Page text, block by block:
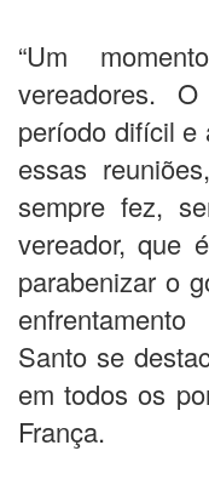
“Um
vereadores.
período difícil e
essas
sempre fez,
vereador, que
parabenizar o
Santo se
em todos os
França.